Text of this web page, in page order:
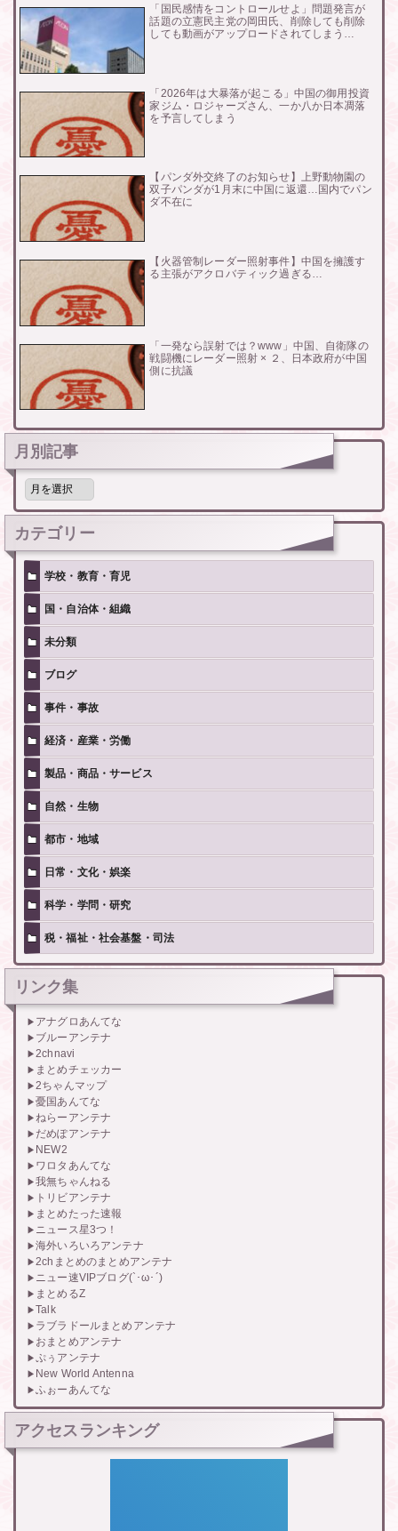
「国民感情をコントロールせよ」問題発言が
話題の立憲民主党の岡田氏、削除しても削除
しても動画がアップロードされてしまう…
「2026年は大暴落が起こる」中国の御用投資
家ジム・ロジャーズさん、一か八か日本凋落
を予言してしまう
【パンダ外交終了のお知らせ】上野動物園の
双子パンダが1月末に中国に返還…国内でパン
ダ不在に
【火器管制レーダー照射事件】中国を擁護す
る主張がアクロバティック過ぎる…
「一発なら誤射では？www」中国、自衛隊の
戦闘機にレーダー照射 × ２、日本政府が中国
側に抗議
月別記事
月
記
事
カテゴリー
学校・教育・育児
国・自治体・組織
未分類
ブログ
事件・事故
経済・産業・労働
製品・商品・サービス
自然・生物
都市・地域
日常・文化・娯楽
科学・学問・研究
税・福祉・社会基盤・司法
リンク集
アナグロあんてな
ブルーアンテナ
2chnavi
まとめチェッカー
2ちゃんマップ
憂国あんてな
ねらーアンテナ
だめぽアンテナ
NEW2
ワロタあんてな
我無ちゃんねる
トリビアンテナ
まとめたった速報
ニュース星3つ！
海外いろいろアンテナ
2chまとめのまとめアンテナ
ニュー速VIPブログ(`･ω･´)
まとめるZ
Talk
ラブラドールまとめアンテナ
おまとめアンテナ
ぷぅアンテナ
New World Antenna
ふぉーあんてな
アクセスランキング